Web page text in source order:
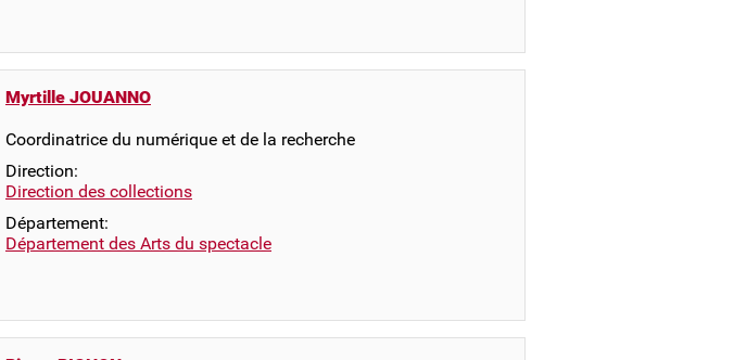
Myrtille JOUANNO
Coordinatrice du numérique et de la recherche
Direction:
Direction des collections
Département:
Département des Arts du spectacle